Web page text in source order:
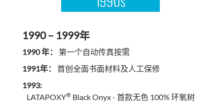
1990 – 1999年
1990 年：
第一个自动传真按需
1991年： 首创全面书面材料及人工保修
1993:
LATAPOXY® Black Onyx - 首款无色 100% 环氧树